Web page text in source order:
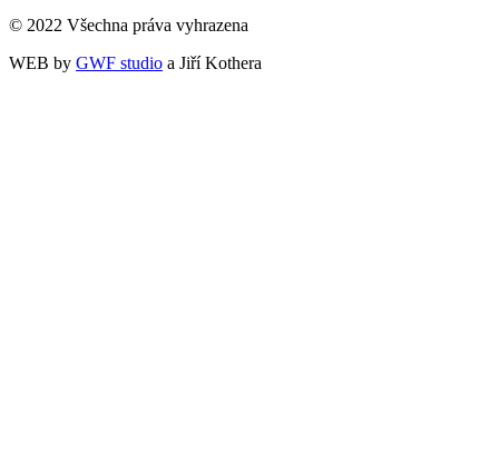
© 2022 Všechna práva vyhrazena
WEB by GWF studio a Jiří Kothera